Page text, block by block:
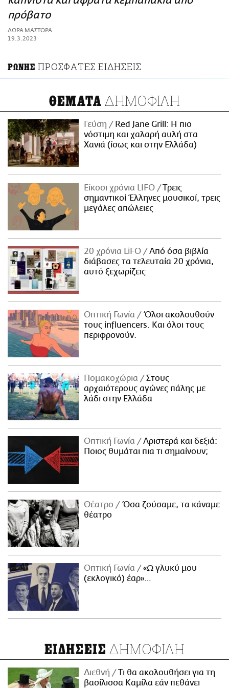
ΑΜΠΑ
PRINT
πρόβατο
ΔΩΡΑ ΜΑΣΤΟΡΑ
19.3.2023
ΡΩΝΗΣ ΠΡΟΣΦΑΤΕΣ ΕΙΔΗΣΕΙΣ
ΘΕΜΑΤΑ ΔΗΜΟΦΙΛΗ
Γεύση
Red Jane Grill: Η πιο
νόστιμη και χαλαρή αυλή στα
Χανιά (ίσως και στην Ελλάδα)
Είκοσι χρόνια LIFO
Tρεις
σημαντικοί Έλληνες μουσικοί, τρεις
μεγάλες απώλειες
20 χρόνια LiFO
Από όσα βιβλία
διάβασες τα τελευταία 20 χρόνια,
αυτό ξεχωρίζεις
Οπτική Γωνία
Όλοι ακολουθούν
τους influencers. Και όλοι τους
περιφρονούν.
Πομακοχώρια
Στους
αρχαιότερους αγώνες πάλης με
λάδι στην Ελλάδα
Οπτική Γωνία
Αριστερά και δεξιά:
Ποιος θυμάται πια τι σημαίνουν;
Θέατρο
Όσα ζούσαμε, τα κάναμε
θέατρο
Οπτική Γωνία
«Ω γλυκύ μου
(εκλογικό) έαρ»…
ΕΙΔΗΣΕΙΣ ΔΗΜΟΦΙΛΗ
Διεθνή
Τι θα ακολουθήσει για τη
βασίλισσα Καμίλα εάν πεθάνει